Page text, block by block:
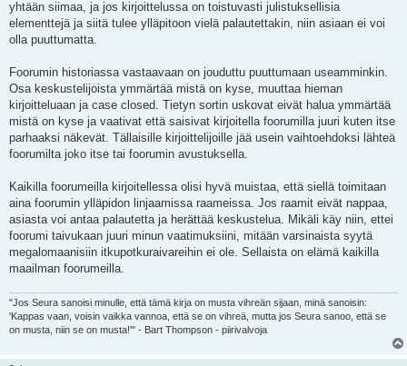
yhtään siimaa, ja jos kirjoittelussa on toistuvasti julistuksellisia
elementtejä ja siitä tulee ylläpitoon vielä palautettakin, niin asiaan ei voi
olla puuttumatta.
Foorumin historiassa vastaavaan on jouduttu puuttumaan useamminkin.
Osa keskustelijoista ymmärtää mistä on kyse, muuttaa hieman
kirjoitteluaan ja case closed. Tietyn sortin uskovat eivät halua ymmärtää
mistä on kyse ja vaativat että saisivat kirjoitella foorumilla juuri kuten itse
parhaaksi näkevät. Tällaisille kirjoittelijoille jää usein vaihtoehdoksi lähteä
foorumilta joko itse tai foorumin avustuksella.
Kaikilla foorumeilla kirjoitellessa olisi hyvä muistaa, että siellä toimitaan
aina foorumin ylläpidon linjaamissa raameissa. Jos raamit eivät nappaa,
asiasta voi antaa palautetta ja herättää keskustelua. Mikäli käy niin, ettei
foorumi taivukaan juuri minun vaatimuksiini, mitään varsinaista syytä
megalomaanisiin itkupotkuraivareihin ei ole. Sellaista on elämä kaikilla
maailman foorumeilla.
"Jos Seura sanoisi minulle, että tämä kirja on musta vihreän sijaan, minä sanoisin:
'Kappas vaan, voisin vaikka vannoa, että se on vihreä, mutta jos Seura sanoo, että se
on musta, niin se on musta!'" - Bart Thompson - piirivalvoja